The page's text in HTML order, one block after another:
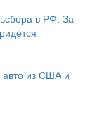
в РФ. За
авто из США и